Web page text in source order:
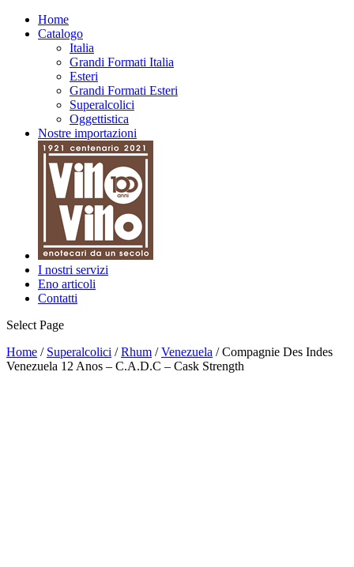
Home
Catalogo
Italia
Grandi Formati Italia
Esteri
Grandi Formati Esteri
Superalcolici
Oggettistica
Nostre importazioni
I nostri servizi
Eno articoli
Contatti
Select Page
Home / Superalcolici /Rhum /Venezuela / Compagnie Des Indes
Venezuela 12 Anos – C.A.D.C – Cask Strength